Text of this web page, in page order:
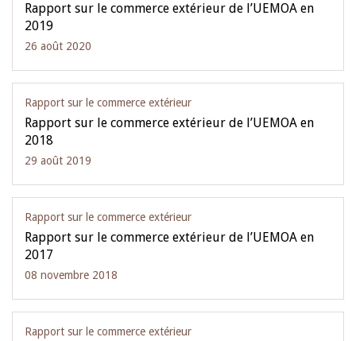
Rapport sur le commerce extérieur de l’UEMOA en
2019
26 août 2020
Rapport sur le commerce extérieur
Rapport sur le commerce extérieur de l’UEMOA en
2018
29 août 2019
Rapport sur le commerce extérieur
Rapport sur le commerce extérieur de l’UEMOA en
2017
08 novembre 2018
Rapport sur le commerce extérieur